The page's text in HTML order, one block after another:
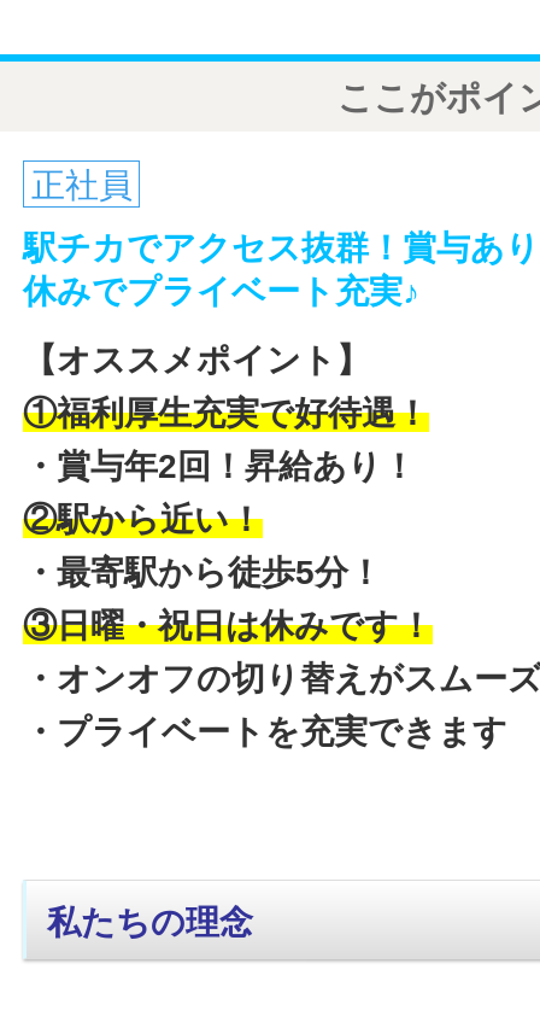
ここがポイ
正社員
駅チカでアクセス抜群！賞与あ
休みでプライベート充実♪
【オススメポイント】
①福利厚生充実で好待遇！
・賞与年2回！昇給あり！
②駅から近い！
・最寄駅から徒歩5分！
③日曜・祝日は休みです！
・オンオフの切り替えがスムー
・プライベートを充実できます
私たちの理念